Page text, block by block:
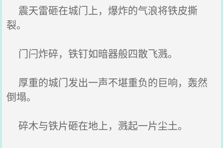
震天雷砸在城门上，爆炸的气浪将铁皮撕
裂。
门闩炸碎，铁钉如暗器般四散飞溅。
厚重的城门发出一声不堪重负的巨响，轰然
倒塌。
碎木与铁片砸在地上，溅起一片尘土。